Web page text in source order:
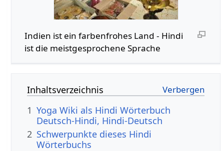
Indien ist ein farbenfrohes Land - Hindi
ist die meistgesprochene Sprache
Inhaltsverzeichnis
1 Yoga Wiki als Hindi Wörterbuch
Deutsch-Hindi, Hindi-Deutsch
2 Schwerpunkte dieses Hindi
Wörterbuchs